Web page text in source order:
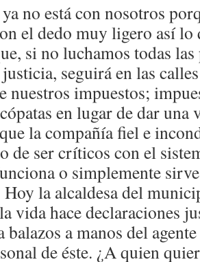
no está con nosotros
el dedo muy ligero así lo
si no luchamos todas las
seguirá en las
nuestros impuestos;
en lugar de dar una
la compañía fiel e
de ser críticos con el
o simplemente
Hoy la alcaldesa del
vida hace declaraciones
balazos a manos del
de éste. ¿A quien